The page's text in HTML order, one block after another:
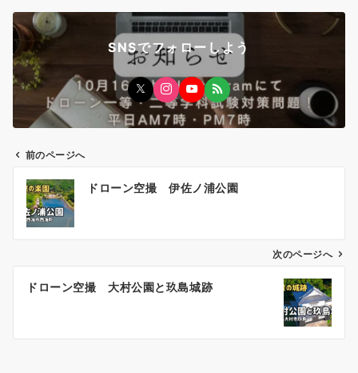
SNSでフォローしよう
ビ
ン
前のページへ
ドローン空撮 伊佐ノ浦公園
次のページへ
ドローン空撮 大村公園と玖島城跡